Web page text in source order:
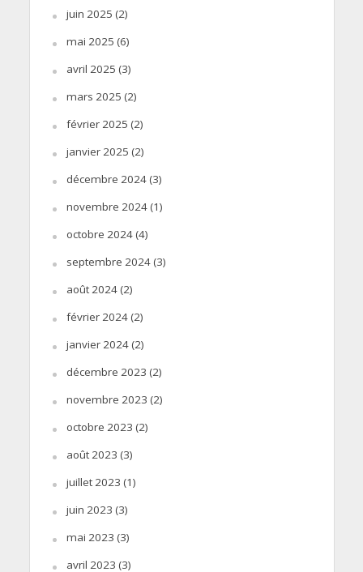
juin 2025 (2)
mai 2025 (6)
avril 2025 (3)
mars 2025 (2)
février 2025 (2)
janvier 2025 (2)
décembre 2024(3)
novembre 2024(1)
octobre 2024(4)
septembre 2024(3)
août 2024(2)
février 2024(2)
janvier 2024(2)
décembre 2023 (2)
novembre 2023 (2)
octobre 2023 (2)
août 2023 (3)
juillet 2023 (1)
juin 2023 (3)
mai 2023 (3)
avril 2023 (3)